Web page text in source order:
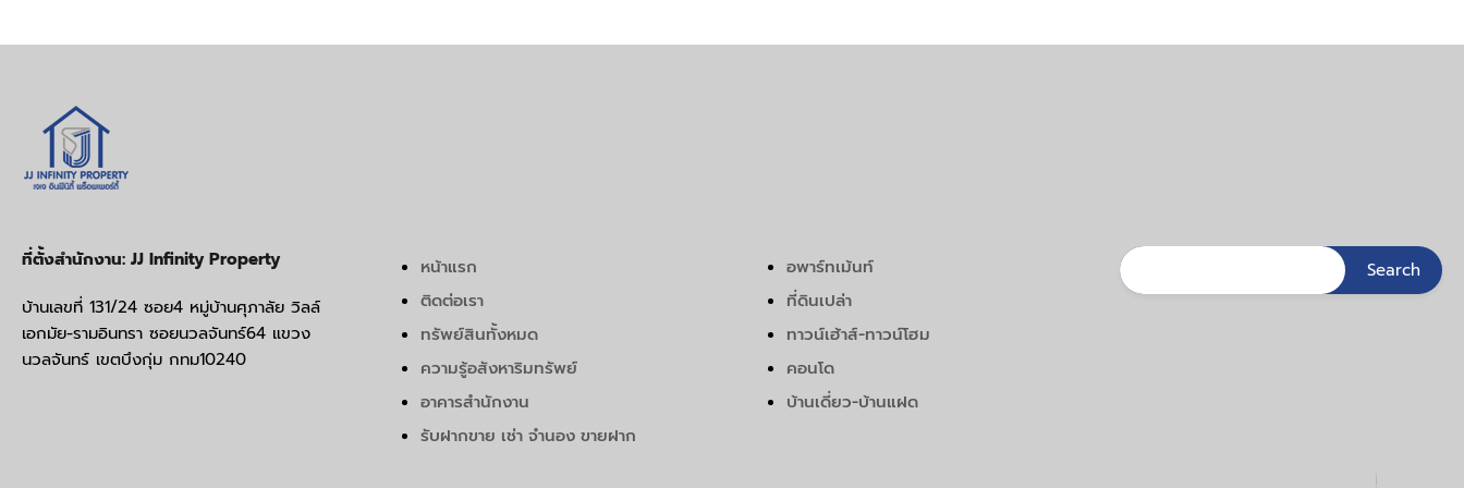
ที่ตั้งสำนักงาน: JJ Infinity Property
บ้านเลขที่ 131/24 ซอย4 หมู่บ้านศุภาลัย วิลล์
เอกมัย-รามอินทรา ซอยนวลจันทร์64 แขวง
นวลจันทร์ เขตบึงกุ่ม กทม10240
หน้าแรก
ติดต่อเรา
ทรัพย์สินทั้งหมด
ความรู้อสังหาริมทรัพย์
อาคารสำนักงาน
รับฝากขาย เช่า จำนอง ขายฝาก
อพาร์ทเม้นท์
ที่ดินเปล่า
ทาวน์เฮ้าส์-ทาวน์โฮม
คอนโด
บ้านเดี่ยว-บ้านแฝด